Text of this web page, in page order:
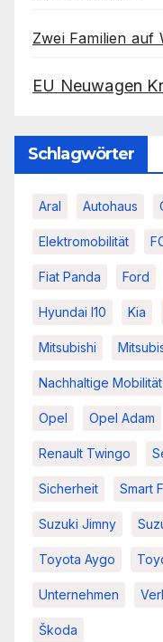
Zwei Familien auf
EU Neuwagen
Schlagwörter
Aral Autohaus
Elektromobilität
Fiat Panda Ford
Hyundai I10 Kia
Mitsubishi
Nachhaltige Mobilität
Opel Opel Adam
Renault Twingo
Sicherheit Smart
Suzuki Jimny
Toyota Aygo
Unternehmen
Škoda